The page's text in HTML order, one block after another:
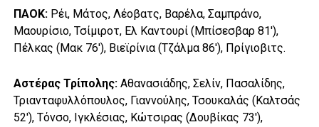
ΠΑΟΚ: Ρέι, Μάτος, Λέοβατς, Βαρέλα, Σαμπράνο,
Μαουρίσιο, Τσίμιροτ, Ελ Καντουρί (Μπίσεσβαρ 81′),
Πέλκας (Μακ 76′), Βιεϊρίνια (Τζάλμα 86′), Πρίγιοβιτς.
Αστέρας Τρίπολης:Αθανασιάδης, Σελίν, Πασαλίδης,
Τριανταφυλλόπουλος, Γιαννούλης, Τσουκαλάς (Καλτσάς
52′), Τόνσο, Ιγκλέσιας, Κώτσιρας (Δουβίκας 73′),